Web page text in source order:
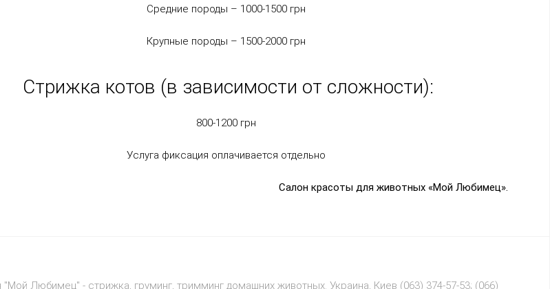
Средние породы – 1000-1500грн
Крупные породы – 1500-2000грн
Стрижка котов (в зависимости от сложности):
800-1200 грн
Услуга фиксация оплачивается отдельно
Салон красоты для животных «Мой Любимец».
"Мой Любимец" - стрижка, груминг, тримминг домашних животных. Украина, Киев (063) 374-57-53; (066)